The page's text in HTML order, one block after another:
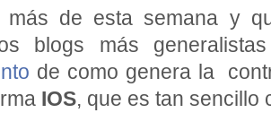
más de esta semana y
blogs más
de como genera la
IOS, que es tan sencillo